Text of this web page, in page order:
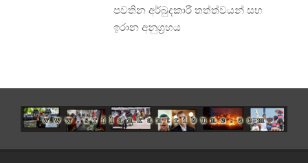
පවතින අර්බුදකාරී තත්ත්වයන් සහ
ඉරාන අනුග්‍රහය